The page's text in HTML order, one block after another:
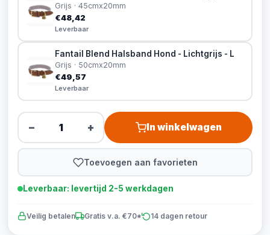
Grijs · 45cmx20mm
€48,42
Leverbaar
Fantail Blend Halsband Hond - Lichtgrijs - L
Grijs · 50cmx20mm
€49,57
Leverbaar
− + In winkelwagen
Toevoegen aan favorieten
Leverbaar: levertijd 2-5 werkdagen
Veilig betalen Gratis v.a. €70* 14 dagen retour